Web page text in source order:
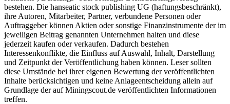
bestehen. Die hanseatic stock publishing UG (haftungsbeschränkt),
ihre Autoren, Mitarbeiter, Partner, verbundene Personen oder
Auftraggeber können Aktien oder sonstige Finanzinstrumente der im
jeweiligen Beitrag genannten Unternehmen halten und diese
jederzeit kaufen oder verkaufen. Dadurch bestehen
Interessenkonflikte, die Einfluss auf Auswahl, Inhalt, Darstellung
und Zeitpunkt der Veröffentlichung haben können. Leser sollten
diese Umstände bei ihrer eigenen Bewertung der veröffentlichten
Inhalte berücksichtigen und keine Anlageentscheidung allein auf
Grundlage der auf Miningscout.de veröffentlichten Informationen
treffen.